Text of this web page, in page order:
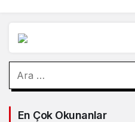
En Çok Okunanlar